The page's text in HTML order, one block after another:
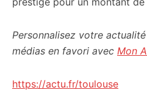
Personnalisez votre
médias en favori avec Mon
https://actu.fr/toulouse